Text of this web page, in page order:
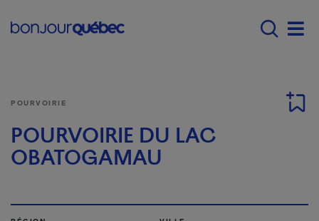
Main navigation -
POURVOIRIE
POURVOIRIE DU LAC
OBATOGAMAU